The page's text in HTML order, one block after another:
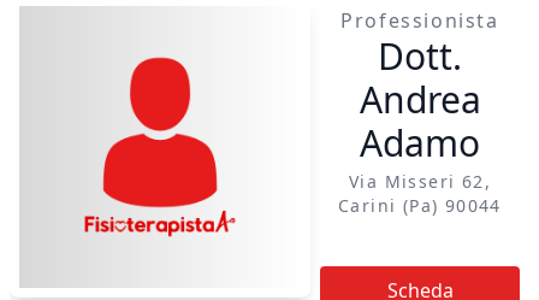
Professionista
Dott.
Andrea
Adamo
Via Misseri 62,
Carini (pa) 90044
Scheda